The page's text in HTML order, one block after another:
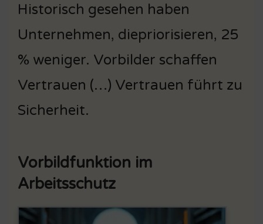
Historisch gesehen haben
Unternehmen, diepriorisieren, 25
% weniger. Vorbilder schaffen
Vertrauen (…) Vertrauen führt zu
Sicherheit.
Vorbildfunktion im
Arbeitsschutz